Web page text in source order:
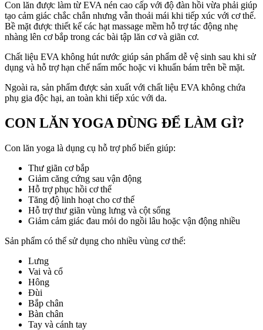
Con lăn được làm từ EVA nén cao cấp với độ đàn hồi vừa phải giúp
tạo cảm giác chắc chắn nhưng vẫn thoải mái khi tiếp xúc với cơ thể.
Bề mặt được thiết kế các hạt massage mềm hỗ trợ tác động nhẹ
nhàng lên cơ bắp trong các bài tập lăn cơ và giãn cơ.
Chất liệu EVA không hút nước giúp sản phẩm dễ vệ sinh sau khi sử
dụng và hỗ trợ hạn chế nấm mốc hoặc vi khuẩn bám trên bề mặt.
Ngoài ra, sản phẩm được sản xuất với chất liệu EVA không chứa
phụ gia độc hại, an toàn khi tiếp xúc với da.
CON LĂN YOGA DÙNG ĐỂ LÀM GÌ?
Con lăn yoga là dụng cụ hỗ trợ phổ biến giúp:
Thư giãn cơ bắp
Giảm căng cứng sau vận động
Hỗ trợ phục hồi cơ thể
Tăng độ linh hoạt cho cơ thể
Hỗ trợ thư giãn vùng lưng và cột sống
Giảm cảm giác đau mỏi do ngồi lâu hoặc vận động nhiều
Sản phẩm có thể sử dụng cho nhiều vùng cơ thể:
Lưng
Vai và cổ
Hông
Đùi
Bắp chân
Bàn chân
Tay và cánh tay